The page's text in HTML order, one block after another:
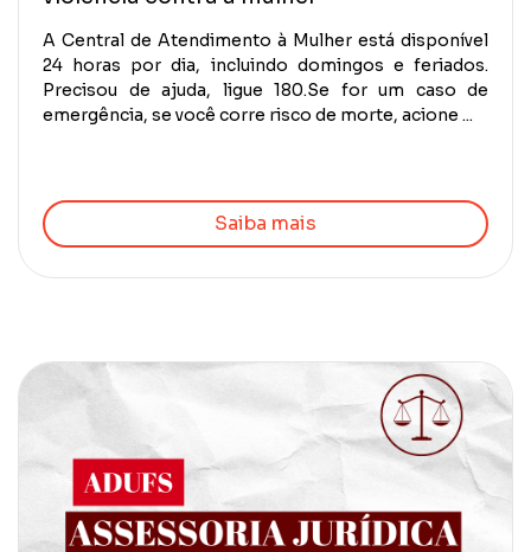
A Central de Atendimento à Mulher está disponível
24 horas por dia, incluindo domingos e feriados.
Precisou de ajuda, ligue 180.Se for um caso de
emergência, se você corre risco de morte, acione ...
Saiba mais